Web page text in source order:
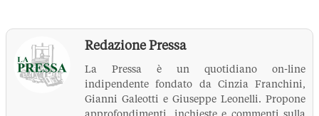
Redazione Pressa
La Pressa è un quotidiano on-line
indipendente fondato da Cinzia Franchini,
Gianni Galeotti e Giuseppe Leonelli. Propone
approfondimenti, inchieste e commenti sulla